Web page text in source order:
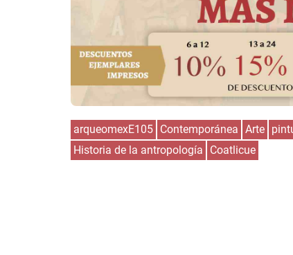
arqueomexE105 Contemporánea Arte
Historia de la antropología
Coatlicue